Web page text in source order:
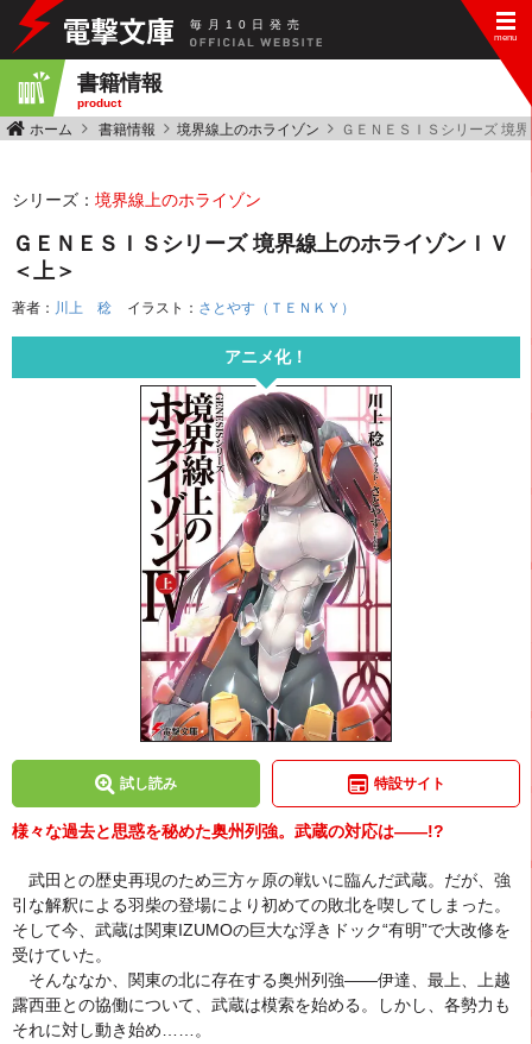
毎 月 10 日 発 売
書籍情報
product
ホーム 書籍情報 境界線上のホライゾン ＧＥＮＥＳＩＳシリーズ 境
シリーズ： 境界線上のホライゾン
ＧＥＮＥＳＩＳシリーズ 境界線上のホライゾンＩＶ
＜上＞
著者： 川上 稔 イラスト： さとやす（ＴＥＮＫＹ）
アニメ化！
試し読み 特設サイト
様々な過去と思惑を秘めた奥州列強。武蔵の対応は――!?
武田との歴史再現のため三方ヶ原の戦いに臨んだ武蔵。だが、強
引な解釈による羽柴の登場により初めての敗北を喫してしまった。
そして今、武蔵は関東IZUMOの巨大な浮きドック“有明”で大改修を
受けていた。
そんななか、関東の北に存在する奥州列強――伊達、最上、上越
露西亜との協働について、武蔵は模索を始める。しかし、各勢力も
それに対し動き始め……。